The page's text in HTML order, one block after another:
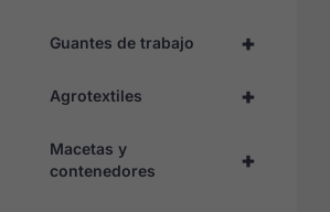
+
Guantes de trabajo
+
Agrotextiles
+
Macetas y
contenedores